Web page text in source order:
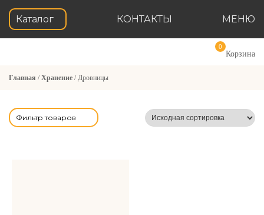
Каталог КОНТАКТЫ МЕНЮ
0
Корзина
Главная /Хранение / Дровницы
Фильтр товаров